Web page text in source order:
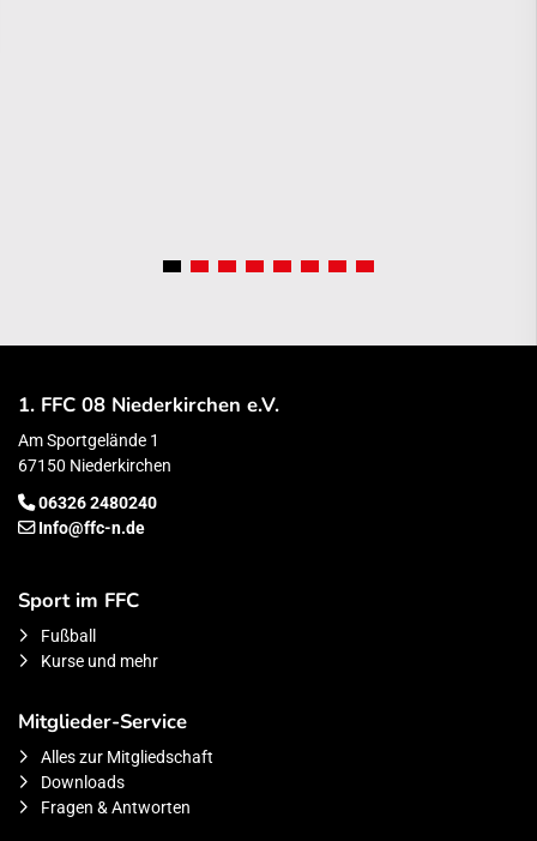
1. FFC 08 Niederkirchen e.V.
Am Sportgelände 1
67150 Niederkirchen
06326 2480240
Info@ffc-n.de
Sport im FFC
Fußball
Kurse und mehr
Mitglieder-Service
Alles zur Mitgliedschaft
Downloads
Fragen & Antworten